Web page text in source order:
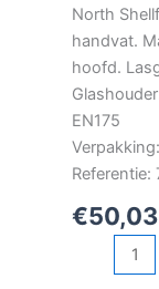
North
handvat.
hoofd.
EN175
€50,03
Shellfo